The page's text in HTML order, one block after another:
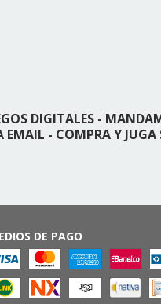
DIGITALES -
EMAIL - COMPRA Y JUGA
DE PAGO